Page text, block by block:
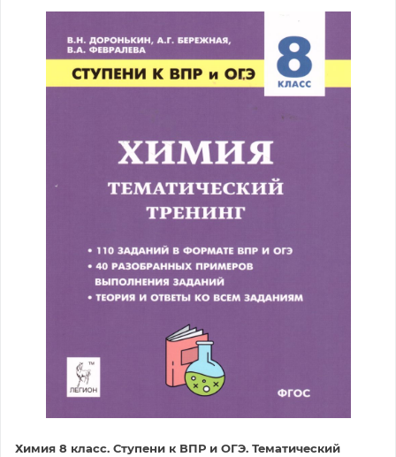
Химия 8 класс. Ступени к ВПР и ОГЭ. Тематический